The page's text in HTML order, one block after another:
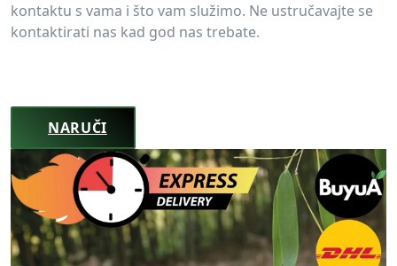
kontaktu s vama i što vam služimo. Ne ustručavajte se
kontaktirati nas kad god nas trebate.
NARUČI